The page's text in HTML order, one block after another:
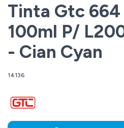
Tinta Gtc
100ml P/
- Cian Cyan
14136